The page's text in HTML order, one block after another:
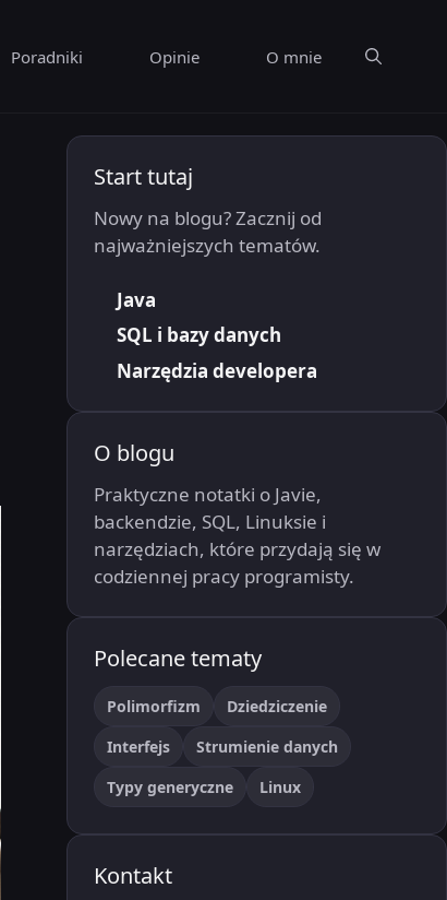
Poradniki Opinie O mnie
Start tutaj
Nowy na blogu? Zacznij od
najważniejszych tematów.
Java
SQL i bazy danych
Narzędzia developera
O blogu
Praktyczne notatki o Javie,
backendzie, SQL, Linuksie i
narzędziach, które przydają się w
codziennej pracy programisty.
Polecane tematy
Polimorfizm
Dziedziczenie
Interfejs
Strumienie danych
Typy generyczne
Linux
Kontakt